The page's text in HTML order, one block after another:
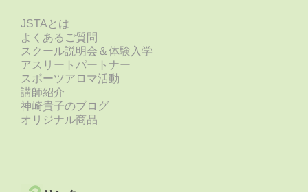
JSTAとは
よくあるご質問
スクール説明会＆体験入学
アスリートパートナー
スポーツアロマ活動
講師紹介
神崎貴子のブログ
オリジナル商品